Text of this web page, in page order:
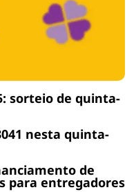
sorteio de quinta-
nesta quinta-
de
para entregadores